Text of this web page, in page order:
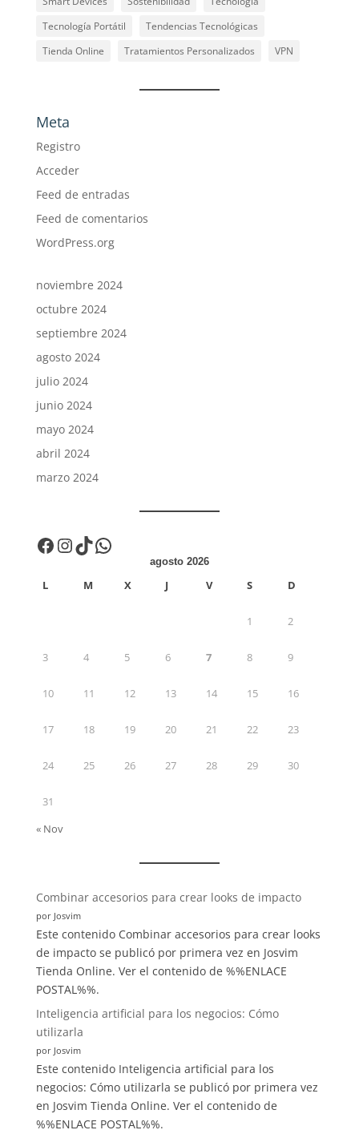
Tecnología Portátil
Tendencias Tecnológicas
Tienda Online
Tratamientos Personalizados VPN
Meta
Registro
Acceder
Feed de entradas
Feed de comentarios
WordPress.org
noviembre 2024
octubre 2024
septiembre 2024
agosto 2024
julio 2024
junio 2024
mayo 2024
abril 2024
marzo 2024
Facebook
Instagram
TikTok
WhatsApp
agosto 2026
L M X J V S D
1 2
3 4 5 6 7 8 9
10 11 12 13 14 15 16
17 18 19 20 21 22 23
24 25 26 27 28 29 30
31
« Nov
:
Inspiración
artística:
Cómo
encontrarla
en
el
día
día
Combinar accesorios para crear looks de impacto
por Josvim
Este contenido Combinar accesorios para crear looks
de impacto se publicó por primera vez en Josvim
Tienda Online. Ver el contenido de %%ENLACE
POSTAL%%.
Inteligencia artificial para los negocios: Cómo
utilizarla
por Josvim
Este contenido Inteligencia artificial para los
negocios: Cómo utilizarla se publicó por primera vez
en Josvim Tienda Online. Ver el contenido de
%%ENLACE POSTAL%%.